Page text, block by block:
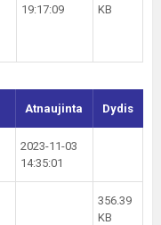
19:17:09
KB
Atnaujinta Dydis
2023-11-03
14:35:01
356.39
KB